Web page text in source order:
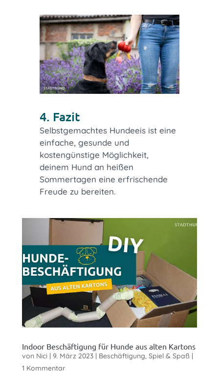
4. Fazit
Selbstgemachtes Hundeeis ist eine
einfache, gesunde und
kostengünstige Möglichkeit,
deinem Hund an heißen
Sommertagen eine erfrischende
Freude zu bereiten.
Indoor Beschäftigung für Hunde aus alten Kartons
von Nici | 9. März 2023| Beschäftigung, Spiel & Spaß |
1 Kommentar